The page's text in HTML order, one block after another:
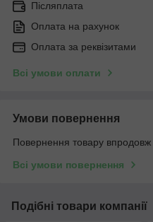
Післяплата
Оплата на рахунок
Оплата за реквізитами
Всі умови оплати
Умови повернення
Повернення товару впродовж
Всі умови повернення
Подібні товари компанії